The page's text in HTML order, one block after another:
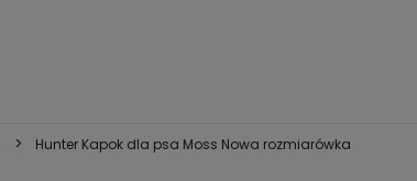
> Hunter Kapok dla psa Moss Nowa rozmiarówka